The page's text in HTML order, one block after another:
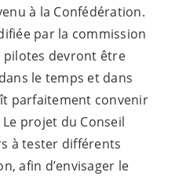
à la Confédération.
par la commission
pilotes devront être
le temps et dans
parfaitement convenir
projet du Conseil
à tester différents
afin d’envisager le